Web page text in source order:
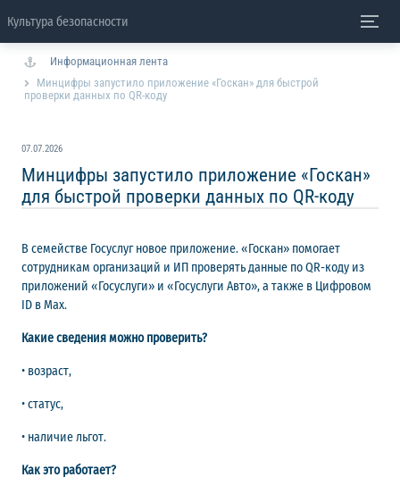
Культура безопасности
Информационная лента
Минцифры запустило приложение «Госкан» для быстрой
проверки данных по QR-коду
07.07.2026
Минцифры запустило приложение «Госкан»
для быстрой проверки данных по QR-коду
В семействе Госуслуг новое приложение. «Госкан» помогает
сотрудникам организаций и ИП проверять данные по QR-коду из
приложений «Госуслуги» и «Госуслуги Авто», а также в Цифровом
ID в Мах.
Какие сведения можно проверить?
• возраст,
• статус,
• наличие льгот.
Как это работает?